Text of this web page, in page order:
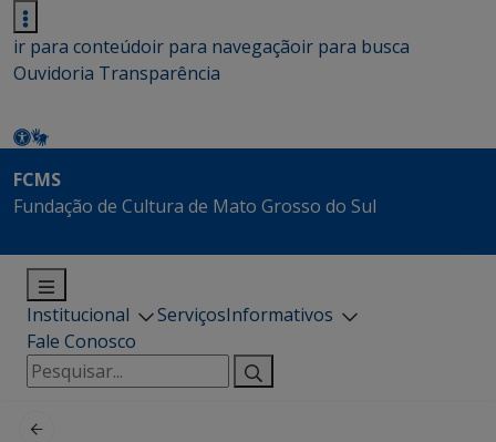
ir para conteúdoir para navegaçãoir para busca
Ouvidoria Transparência
FCMS
Fundação de Cultura de Mato Grosso do Sul
Institucional ServiçosInformativos
Fale Conosco
Pesquisar
por: